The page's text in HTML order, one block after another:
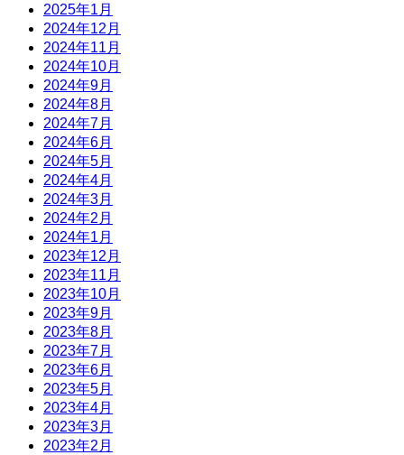
2025年1月
2024年12月
2024年11月
2024年10月
2024年9月
2024年8月
2024年7月
2024年6月
2024年5月
2024年4月
2024年3月
2024年2月
2024年1月
2023年12月
2023年11月
2023年10月
2023年9月
2023年8月
2023年7月
2023年6月
2023年5月
2023年4月
2023年3月
2023年2月